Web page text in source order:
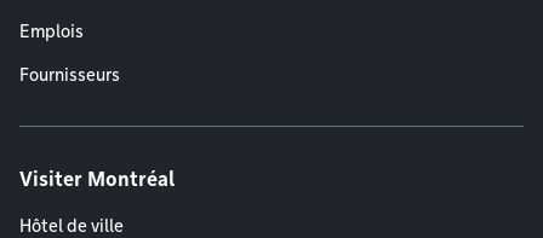
Emplois
Fournisseurs
Visiter Montréal
Hôtel de ville